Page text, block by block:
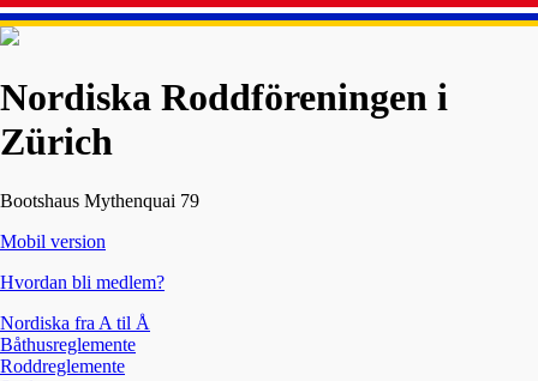
Nordiska Roddföreningen i
Zürich
Bootshaus Mythenquai 79
Mobil version
Hvordan bli medlem?
Nordiska fra A til Å
Båthusreglemente
Roddreglemente